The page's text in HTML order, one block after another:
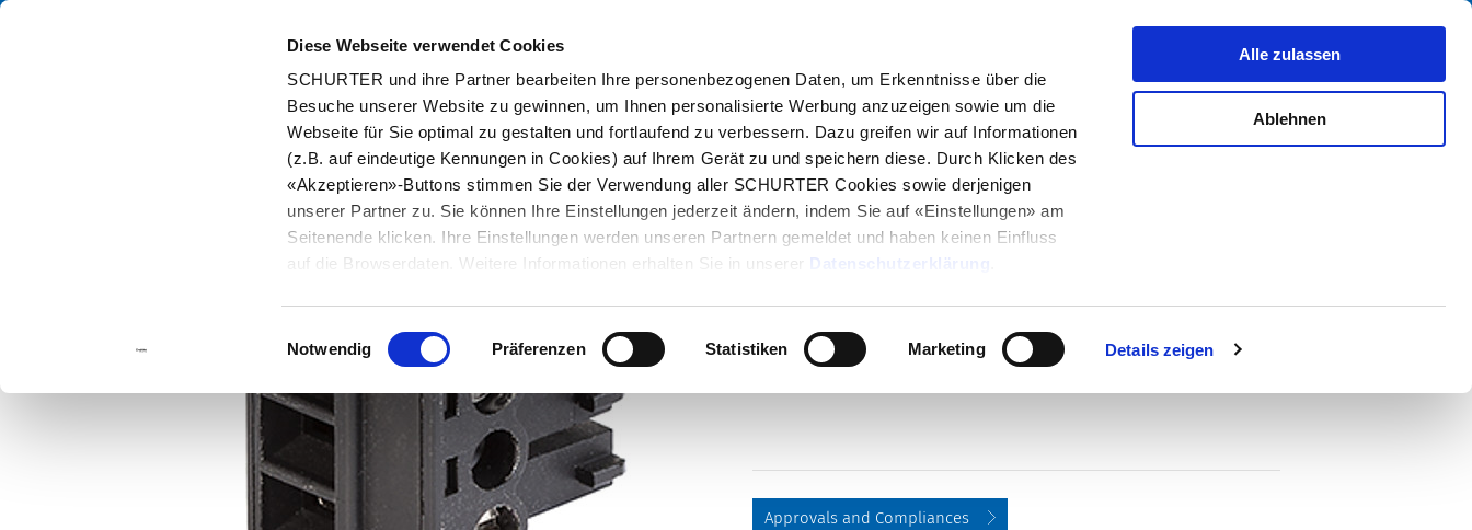
Diese Webseite verwendet Cookies
SCHURTER und ihre Partner bearbeiten Ihre personenbezogenen Daten, um Erkenntnisse über die
Besuche unserer Website zu gewinnen, um Ihnen personalisierte Werbung anzuzeigen sowie um die
Webseite für Sie optimal zu gestalten und fortlaufend zu verbessern. Dazu greifen wir auf Informationen
(z.B. auf eindeutige Kennungen in Cookies) auf Ihrem Gerät zu und speichern diese. Durch Klicken des
«Akzeptieren»-Buttons stimmen Sie der Verwendung aller SCHURTER Cookies sowie derjenigen
unserer Partner zu. Sie können Ihre Einstellungen jederzeit ändern, indem Sie auf «Einstellungen» am
Seitenende klicken. Ihre Einstellungen werden unseren Partnern gemeldet und haben keinen Einfluss
auf die Browserdaten. Weitere Informationen erhalten Sie in unserer Datenschutzerklärung
Einwilligungsauswahl
Notwendig Präferenzen Statistiken Marketing Details zeigen
Alle zulassen
Ablehnen
Katalog Kontakt
Series
Connecting Terminal MCS
Connecting Terminal
Approvals and Compliances